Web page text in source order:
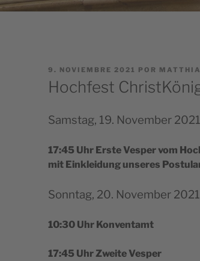
PUBLICADO
9. NOVIEMBRE 2021 POR
Hochfest
Sams­tag, 19. Novem­ber 2021
17:45 Uhr Ers­te Ves­per vom
mit Ein­klei­dung unse­res
Sonn­tag, 20. Novem­ber 2021
10:30 Uhr Konventamt
17:45 Uhr Zwei­te Vesper